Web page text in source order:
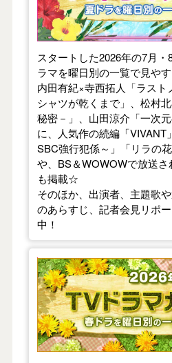
スタートした2026年の7月
ラマを曜日別の一覧で見やす
内田有紀×寺西拓人「ラスト
シャツが乾くまで」、松村
秘密－」、山田涼介「一次
に、人気作の続編「VIVANT
SBC強行犯係～」「リラの
や、BS＆WOWOWで放送
も掲載☆
そのほか、出演者、主題歌
のあらすじ、記者会見リポ
中！
【2026年春】TVドラマ